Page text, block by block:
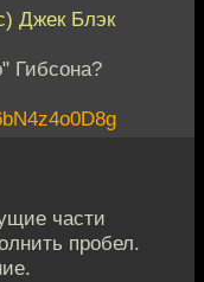
Джек Блэк
Гибсона?
части
пробел.